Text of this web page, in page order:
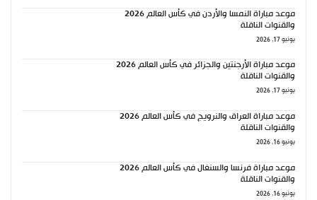
موعد مباراة النمسا والأردن في كأس العالم 2026
والقنوات الناقلة
يونيو 17, 2026
موعد مباراة الأرجنتين والجزائر في كأس العالم 2026
والقنوات الناقلة
يونيو 17, 2026
موعد مباراة العراق والنرويج في كأس العالم 2026
والقنوات الناقلة
يونيو 16, 2026
موعد مباراة فرنسا والسنغال في كأس العالم 2026
والقنوات الناقلة
يونيو 16, 2026